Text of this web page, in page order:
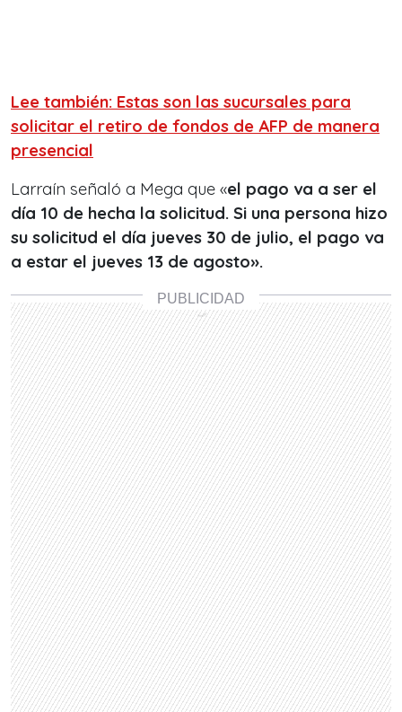
Lee también: Estas son las sucursales para
solicitar el retiro de fondos de AFP de manera
presencial
Larraín señaló a Mega que «el pago va a ser el
día 10 de hecha la solicitud. Si una persona hizo
su solicitud el día jueves 30 de julio, el pago va
a estar el jueves 13 de agosto».